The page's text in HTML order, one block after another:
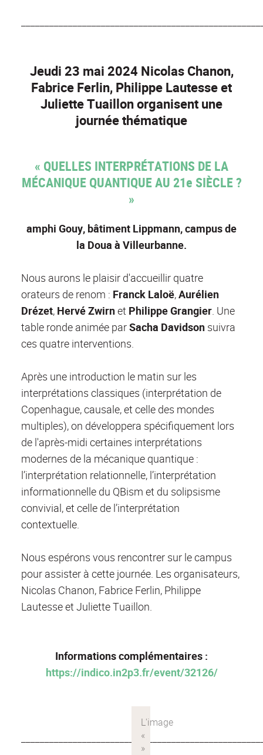
Jeudi 23 mai 2024 Nicolas Chanon,
Fabrice Ferlin, Philippe Lautesse et
Juliette Tuaillon organisent une
journée thématique
« QUELLES INTERPRÉTATIONS DE LA
MÉCANIQUE QUANTIQUE AU 21e SIÈCLE ?
»
amphi Gouy, bâtiment Lippmann, campus de
la Doua à Villeurbanne.
Nous aurons le plaisir d'accueillir quatre
orateurs de renom : Franck Laloë,Aurélien
Drézet, Hervé Zwirnet Philippe Grangier. Une
table ronde animée parSacha Davidson suivra
ces quatre interventions.
Après une introduction le matin sur les
interprétations classiques (interprétation de
Copenhague, causale, et celle des mondes
multiples), on développera spécifiquement lors
de l'après-midi certaines interprétations
modernes de la mécanique quantique :
l’interprétation relationnelle, l’interprétation
informationnelle du QBism et du solipsisme
convivial, et celle de l’interprétation
contextuelle.
Nous espérons vous rencontrer sur le campus
pour assister à cette journée. Les organisateurs,
Nicolas Chanon, Fabrice Ferlin, Philippe
Lautesse et Juliette Tuaillon.
Informations complémentaires :
https://indico.in2p3.fr/event/32126/